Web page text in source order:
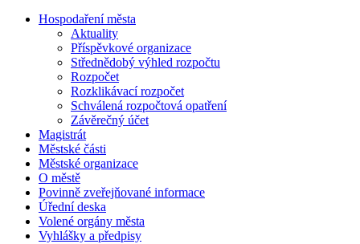
Hospodaření města
Aktuality
Příspěvkové organizace
Střednědobý výhled rozpočtu
Rozpočet
Rozklikávací rozpočet
Schválená rozpočtová opatření
Závěrečný účet
Magistrát
Městské části
Městské organizace
O městě
Povinně zveřejňované informace
Úřední deska
Volené orgány města
Vyhlášky a předpisy